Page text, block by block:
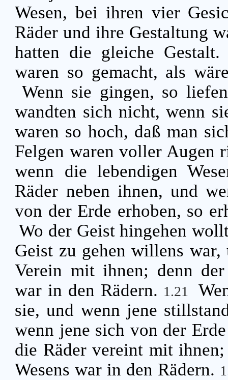
Wesen, bei ihren vier
Räder und ihre Gestaltung
hatten die gleiche
waren so gemacht, als
Wenn sie gingen, so
wandten sich nicht, wenn
waren so hoch, daß man
Felgen waren voller Augen
wenn die lebendigen
Räder neben ihnen, und
von der Erde erhoben, so
Wo der Geist hingehen
Geist zu gehen willens
Verein mit ihnen; denn der
war in den Rädern. 1.21
sie, und wenn jene
wenn jene sich von der
die Räder vereint mit
Wesens war in den Rädern.